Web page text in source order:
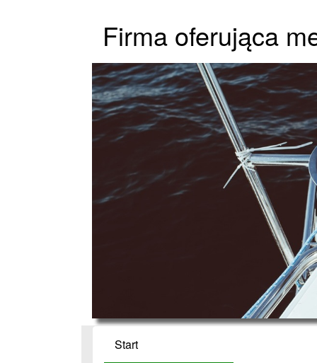
Firma oferująca
Start